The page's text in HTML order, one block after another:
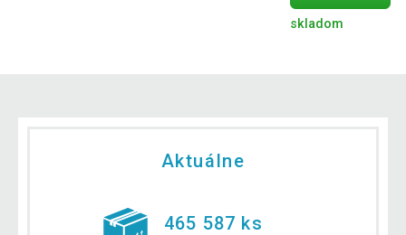
skladom
Aktuálne
465 587 ks